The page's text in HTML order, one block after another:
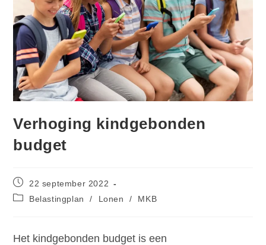
Verhoging kindgebonden
budget
22 september 2022
Belastingplan
/ Lonen / MKB
Het kindgebonden budget is een